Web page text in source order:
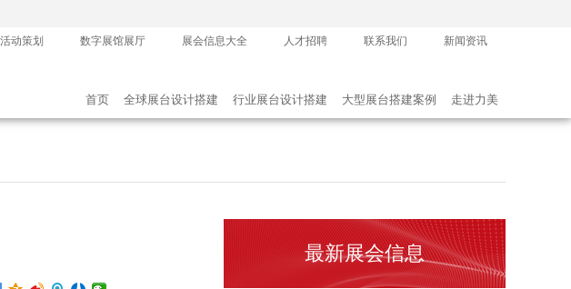
活动策划 数字展馆展厅 展会信息大全 人才招聘 联系我们 新闻资讯
首页 全球展台设计搭建 行业展台设计搭建 大型展台搭建案例 走进力美
最新展会信息
2024年3月重要展会排期信息，展台设计搭建公司推荐
2024年3月深圳展会排期
2023-11-25 18:13:52